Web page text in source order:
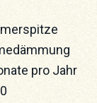
pro Jahr